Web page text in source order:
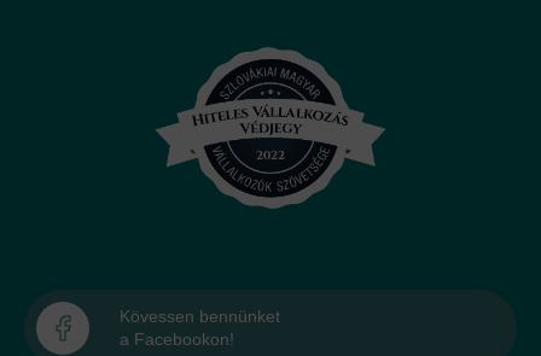
Kövessen bennünket
a Facebookon!